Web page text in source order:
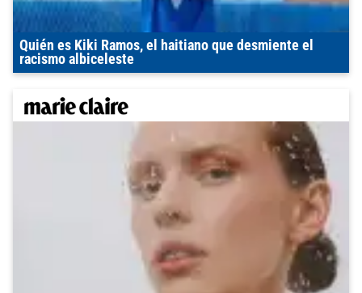
Quién es Kiki Ramos, el haitiano que desmiente el
racismo albiceleste